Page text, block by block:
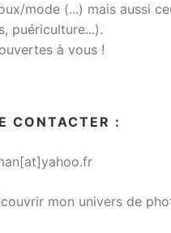
mode (...) mais aussi
puériculture...).
à vous !
CONTACTER :
mon univers de